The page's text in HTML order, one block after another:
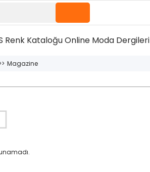
Renk KataloğuOnline Moda Dergileri
Magazine